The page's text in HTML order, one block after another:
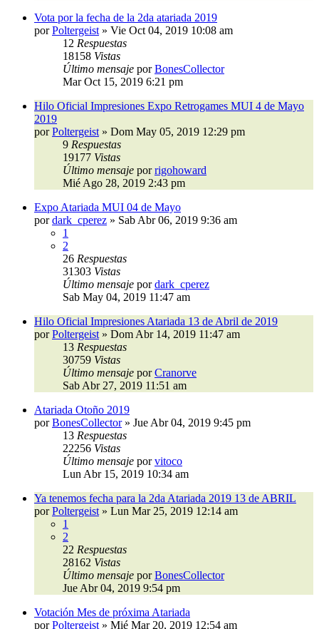
Vota por la fecha de la 2da atariada 2019
porPoltergeist » Vie Oct 04, 2019 10:08 am
12 Respuestas
18158 Vistas
Último mensaje porBonesCollector
Mar Oct 15, 2019 6:21 pm
Hilo Oficial Impresiones Expo Retrogames MUI 4 de Mayo
2019
porPoltergeist » Dom May 05, 2019 12:29 pm
9 Respuestas
19177 Vistas
Último mensaje porrigohoward
Mié Ago 28, 2019 2:43 pm
Expo Atariada MUI 04 de Mayo
pordark_cperez » Sab Abr 06, 2019 9:36 am
1
2
26 Respuestas
31303 Vistas
Último mensaje pordark_cperez
Sab May 04, 2019 11:47 am
Hilo Oficial Impresiones Atariada 13 de Abril de 2019
porPoltergeist » Dom Abr 14, 2019 11:47 am
13 Respuestas
30759 Vistas
Último mensaje porCranorve
Sab Abr 27, 2019 11:51 am
Atariada Otoño 2019
porBonesCollector» Jue Abr 04, 2019 9:45 pm
13 Respuestas
22256 Vistas
Último mensaje porvitoco
Lun Abr 15, 2019 10:34 am
Ya tenemos fecha para la 2da Atariada 2019 13 de ABRIL
porPoltergeist » Lun Mar 25, 2019 12:14 am
1
2
22 Respuestas
28162 Vistas
Último mensaje porBonesCollector
Jue Abr 04, 2019 9:54 pm
Votación Mes de próxima Atariada
porPoltergeist » Mié Mar 20, 2019 12:54 am